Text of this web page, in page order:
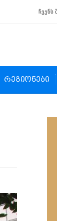
ჩვენს
რეგიონები